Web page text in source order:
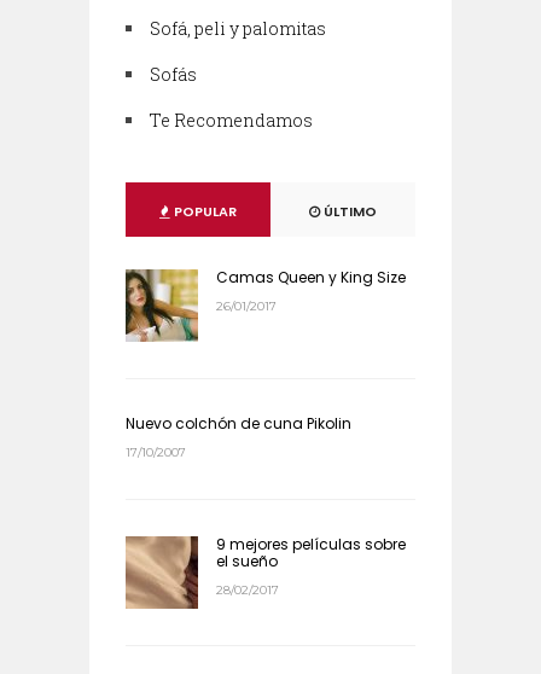
Sofá, peli y palomitas
Sofás
Te Recomendamos
POPULAR ÚLTIMO
Camas Queen y King Size
26/01/2017
Nuevo colchón de cuna Pikolin
17/10/2007
9 mejores películas sobre
el sueño
28/02/2017